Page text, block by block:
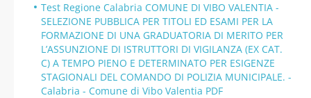
Test Regione Calabria COMUNE DI VIBO VALENTIA -
SELEZIONE PUBBLICA PER TITOLI ED ESAMI PER LA
FORMAZIONE DI UNA GRADUATORIA DI MERITO PER
L’ASSUNZIONE DI ISTRUTTORI DI VIGILANZA (EX CAT.
C) A TEMPO PIENO E DETERMINATO PER ESIGENZE
STAGIONALI DEL COMANDO DI POLIZIA MUNICIPALE. -
Calabria - Comune di Vibo Valentia PDF